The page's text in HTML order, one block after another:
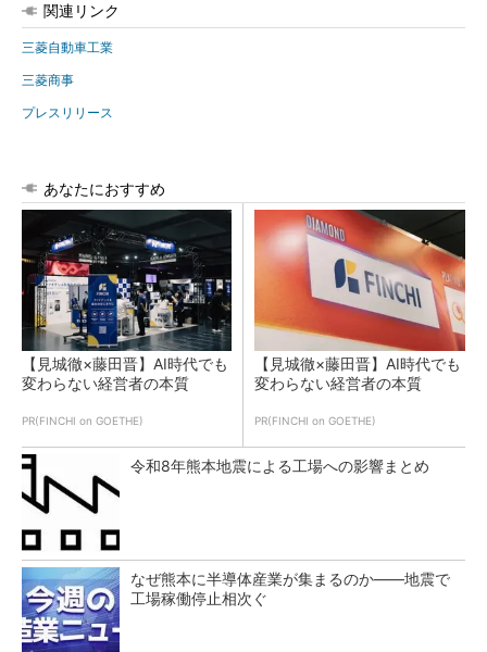
関連リンク
三菱自動車工業
三菱商事
プレスリリース
あなたにおすすめ
【見城徹×藤田晋】AI時代でも
変わらない経営者の本質
PR(FINCHI on GOETHE)
【見城徹×藤田晋】AI時代でも
変わらない経営者の本質
PR(FINCHI on GOETHE)
令和8年熊本地震による工場への影響まとめ
なぜ熊本に半導体産業が集まるのか――地震で
工場稼働停止相次ぐ